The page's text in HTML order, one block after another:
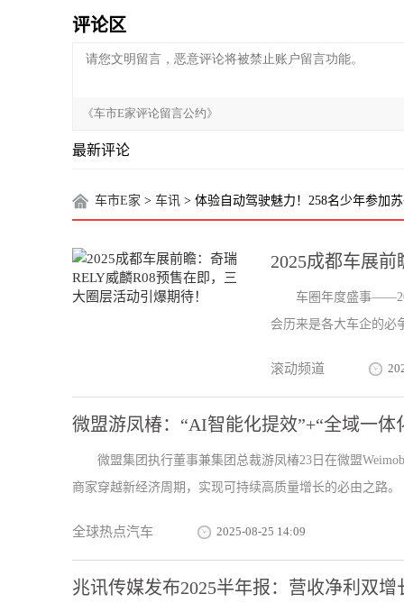
评论区
最新评论
车市E家 > 车讯 > 体验自动驾驶魅力！258名少年参加
2025成都车展
车圈年度盛事
会历来是各大车企的必
滚动频道
微盟游凤椿：“AI智能化提效”+“全域一
微盟集团执行董事兼集团总裁游凤椿23日在微盟
商家穿越新经济周期，实现可持续高质量增长的必由之路。
全球热点汽车 2025-08-25 14:09
兆讯传媒发布2025半年报：营收净利双